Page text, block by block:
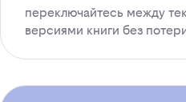
переключайтесь между
версиями книги без